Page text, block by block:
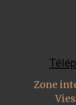
Zone